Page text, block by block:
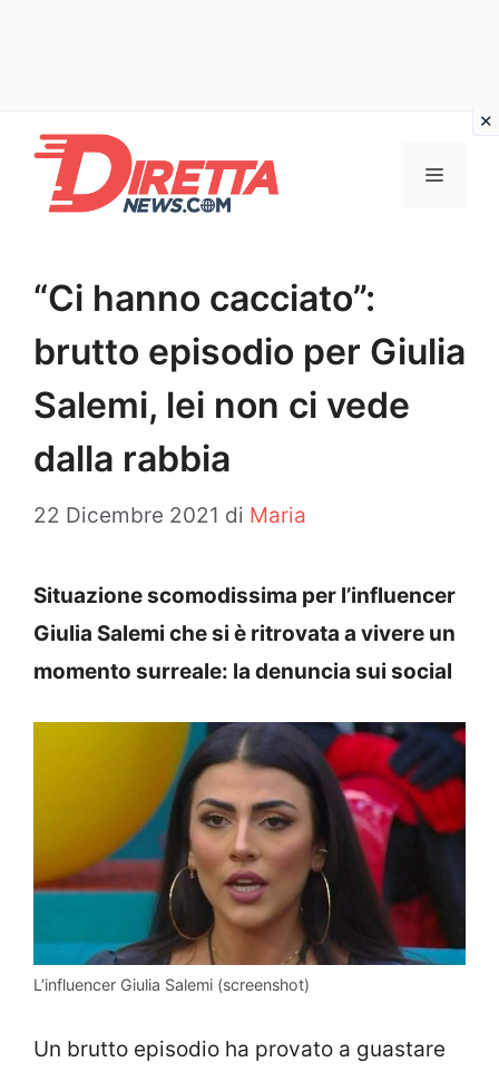
contenuto
Menu
“Ci hanno cacciato”:
brutto episodio per Giulia
Salemi, lei non ci vede
dalla rabbia
22 Dicembre 2021 di Maria
Situazione scomodissima per l’influencer
Giulia Salemi che si è ritrovata a vivere un
momento surreale: la denuncia sui social
L’influencer Giulia Salemi (screenshot)
Un brutto episodio ha provato a guastare